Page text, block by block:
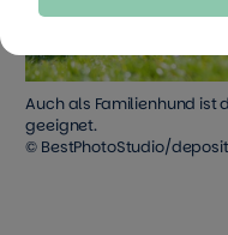
Auch als Familienhund ist
geeignet.
© BestPhotoStudio/